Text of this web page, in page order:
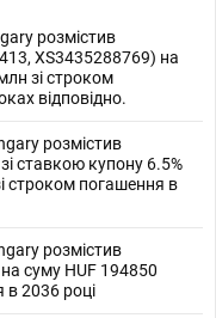
розмістив
XS3435288769) на
зі строком
відповідно.
розмістив
ставкою купону 6.5%
строком погашення в
розмістив
суму HUF 194850
в 2036 році